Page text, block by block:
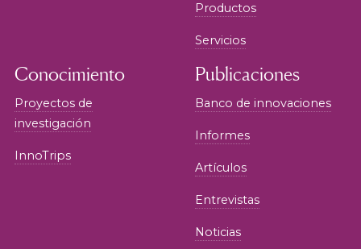
Productos
Servicios
Conocimiento
Proyectos de
investigación
InnoTrips
Publicaciones
Banco de innovaciones
Informes
Artículos
Entrevistas
Noticias